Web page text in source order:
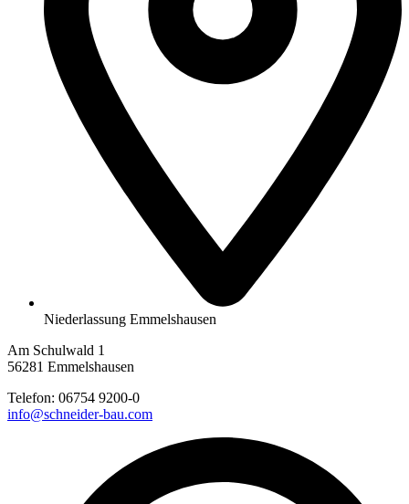
Niederlassung Emmelshausen
Am Schulwald 1
56281 Emmelshausen
Telefon: 06754 9200-0
info@schneider-bau.com